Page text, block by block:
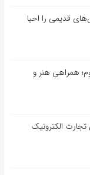
قدیمی را احیا
همراهی هنر و
تجارت الکترونیک